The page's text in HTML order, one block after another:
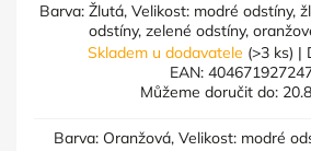
Barva: Žlutá, Velikost: modré odstíny,
odstíny, zelené odstíny,
Skladem u dodavatele (>3 ks) |
EAN:
Můžeme doručit do:
Barva: Oranžová, Velikost: modré